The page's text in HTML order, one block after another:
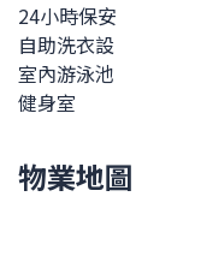
24小時保安
自助洗衣設
室內游泳池
健身室
物業地圖